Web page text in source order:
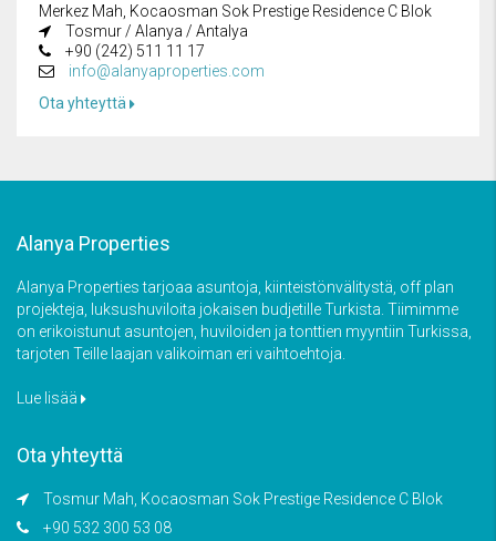
Merkez Mah, Kocaosman Sok Prestige Residence C Blok
Tosmur / Alanya / Antalya
+90 (242) 511 11 17
info@alanyaproperties.com
Ota yhteyttä
Alanya Properties
Alanya Properties tarjoaa asuntoja, kiinteistönvälitystä, off plan
projekteja, luksushuviloita jokaisen budjetille Turkista. Tiimimme
on erikoistunut asuntojen, huviloiden ja tonttien myyntiin Turkissa,
tarjoten Teille laajan valikoiman eri vaihtoehtoja.
Lue lisää
Ota yhteyttä
Tosmur Mah, Kocaosman Sok Prestige Residence C Blok
+90 532 300 53 08